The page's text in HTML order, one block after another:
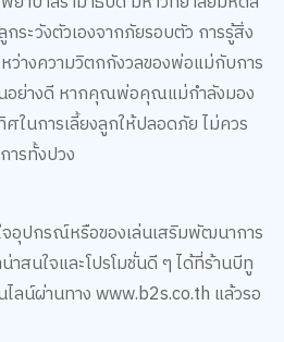
ระวังตัวเองจากภัยรอบตัว การรู้สิ่ง
ว่างความวิตกกังวลของพ่อแม่กับการ
นอย่างดี หากคุณพ่อคุณแม่กำลังมอง
ในการเลี้ยงลูกให้ปลอดภัย ไม่ควร
ารทั้งปวง
ปกรณ์หรือของเล่นเสริมพัฒนาการ
าสนใจและโปรโมชั่นดี ๆ ได้ที่ร้านบีทู
ลน์ผ่านทาง www.b2s.co.th แล้วรอ